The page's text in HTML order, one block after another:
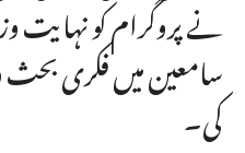
نے پروگرام کو نہایت
سامعین میں فکری بحث
کی۔